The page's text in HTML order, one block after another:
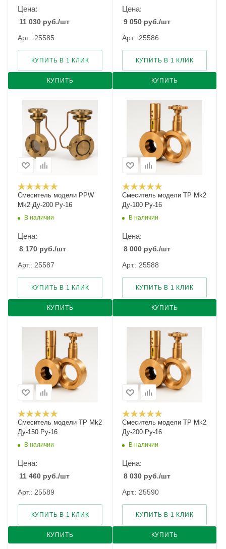
Цена:
11 030 руб./шт
Арт.: 25585
КУПИТЬ
КУПИТЬ В 1 КЛИК
Цена:
9 050 руб./шт
Арт.: 25586
КУПИТЬ
КУПИТЬ В 1 КЛИК
Смеситель модели PPW
Mk2 Ду-200 Ру-16
В наличии
Цена:
8 170 руб./шт
Арт.: 25587
КУПИТЬ
КУПИТЬ В 1 КЛИК
Смеситель модели TP Mk2
Ду-100 Ру-16
В наличии
Цена:
8 000 руб./шт
Арт.: 25588
КУПИТЬ
КУПИТЬ В 1 КЛИК
Смеситель модели TP Mk2
Ду-150 Ру-16
В наличии
Цена:
11 460 руб./шт
Арт.: 25589
КУПИТЬ
КУПИТЬ В 1 КЛИК
Смеситель модели TP Mk2
Ду-200 Ру-16
В наличии
Цена:
8 030 руб./шт
Арт.: 25590
КУПИТЬ
КУПИТЬ В 1 КЛИК